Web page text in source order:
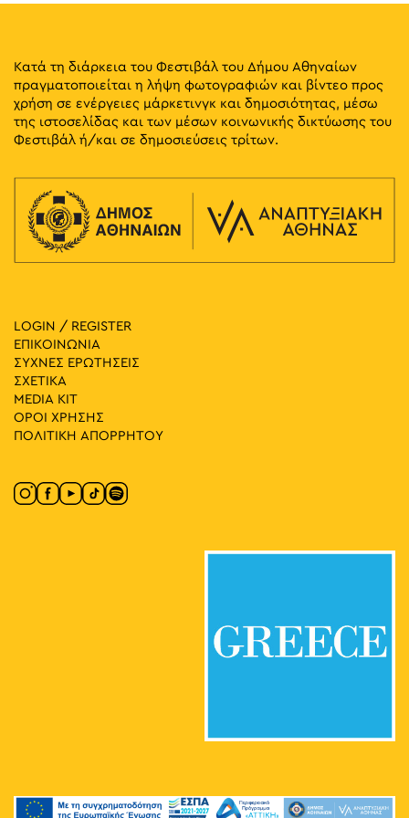
Κατά τη διάρκεια του Φεστιβάλ του Δήμου Αθηναίων
πραγματοποιείται η λήψη φωτογραφιών και βίντεο προς
χρήση σε ενέργειες μάρκετινγκ και δημοσιότητας, μέσω
της ιστοσελίδας και των μέσων κοινωνικής δικτύωσης του
Φεστιβάλ ή/και σε δημοσιεύσεις τρίτων.
LOGIN / REGISTER
ΕΠΙΚΟΙΝΩΝΙΑ
ΣΥΧΝΕΣ ΕΡΩΤΗΣΕΙΣ
ΣΧΕΤΙΚΑ
MEDIA ΚIT
ΟΡΟΙ ΧΡΗΣΗΣ
ΠΟΛΙΤΙΚΗ ΑΠΟΡΡΗΤΟΥ